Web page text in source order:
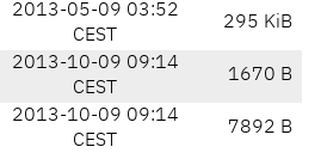
2013-05-09 03:52
CEST
295 KiB
2013-10-09 09:14
CEST
1670 B
2013-10-09 09:14
CEST
7892 B